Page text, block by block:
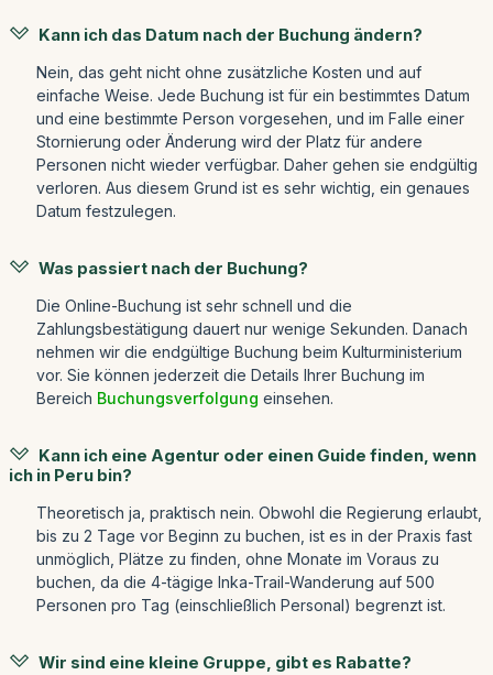
Kann ich das Datum nach der Buchung ändern?
Nein, das geht nicht ohne zusätzliche Kosten und auf
einfache Weise. Jede Buchung ist für ein bestimmtes Datum
und eine bestimmte Person vorgesehen, und im Falle einer
Stornierung oder Änderung wird der Platz für andere
Personen nicht wieder verfügbar. Daher gehen sie endgültig
verloren. Aus diesem Grund ist es sehr wichtig, ein genaues
Datum festzulegen.
Was passiert nach der Buchung?
Die Online-Buchung ist sehr schnell und die
Zahlungsbestätigung dauert nur wenige Sekunden. Danach
nehmen wir die endgültige Buchung beim Kulturministerium
vor. Sie können jederzeit die Details Ihrer Buchung im
Bereich Buchungsverfolgung einsehen.
Kann ich eine Agentur oder einen Guide finden, wenn
ich in Peru bin?
Theoretisch ja, praktisch nein. Obwohl die Regierung erlaubt,
bis zu 2 Tage vor Beginn zu buchen, ist es in der Praxis fast
unmöglich, Plätze zu finden, ohne Monate im Voraus zu
buchen, da die 4-tägige Inka-Trail-Wanderung auf 500
Personen pro Tag (einschließlich Personal) begrenzt ist.
Wir sind eine kleine Gruppe, gibt es Rabatte?